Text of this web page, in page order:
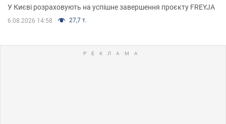
У Києві розраховують на успішне завершення проєкту FREYJA
6.08.2026 14:58 27,7 т.